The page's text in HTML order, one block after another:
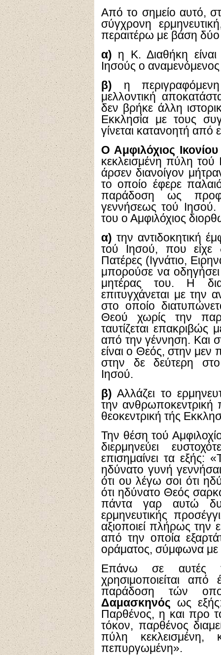
Από το σημείο αυτό,
σύγχρονη
περαιτέρω με βάση δύο
α) η Κ. Διαθήκη
Ιησούς ο
β) η
μελλοντική
δεν βρήκε άλλη
Εκκλησία με τους
γίνεται κατανοητή από
Ο Αμφιλόχιος Ικονίου
κεκλεισμένη πύλη
άρσεν διανοίγον
το οποίο έφερε
παράδοση ως
γεννήσεως τού
του ο Αμφιλόχιος
α) την αντιδοκητική
τού Ιησού, που είχε
Πατέρες (Ιγνάτιο,
μπορούσε να
μητέρας του. Η
επιτυγχάνεται με την
στο οποίο
Θεού χωρίς την
ταυτίζεται επακριβώς
από την γέννηση. Και
είναι ο Θεός, στην
στην δε δεύτερη
Ιησού.
β) Αλλάζει το
την ανθρωποκεντρική
θεοκεντρική τής
Την θέση τού
διερμηνεύει
επισημαίνει τα εξής:
ηδύνατο γυνή
ότι ου λέγω σοι ότι
ότι ηδύνατο Θεός
πάντα γαρ αυτώ
ερμηνευτικής
αξιοποιεί πλήρως την
από την οποία
οράματος, σύμφωνα
Επάνω σε αυτές
χρησιμοποιείται
παράδοση τών
Δαμασκηνός ως
Παρθένος, η και προ
τόκον, παρθένος
πύλη
πεπυργωμένη».